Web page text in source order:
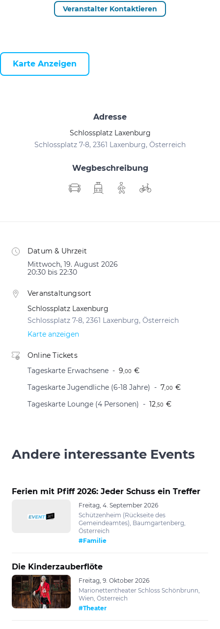
Veranstalter Kontaktieren
Karte Anzeigen
Adresse
Schlossplatz Laxenburg
Schlossplatz 7-8, 2361 Laxenburg, Österreich
Wegbeschreibung
Datum & Uhrzeit
Mittwoch, 19. August 2026
20:30 bis 22:30
Veranstaltungsort
Schlossplatz Laxenburg
Schlossplatz 7-8, 2361 Laxenburg, Österreich
Karte anzeigen
Online Tickets
Tageskarte Erwachsene
9,00 €
Tageskarte Jugendliche (6-18 Jahre)
7,00 €
Tageskarte Lounge (4 Personen)
12,50 €
Andere interessante Events
Ferien mit Pfiff 2026: Jeder Schuss ein Treffer
Freitag, 4. September 2026
Schützenheim (Rückseite des
Gemeindeamtes), Baumgartenberg,
Österreich
#Familie
Die Kinderzauberflöte
Freitag, 9. Oktober 2026
Marionettentheater Schloss Schönbrunn,
Wien, Österreich
#Theater